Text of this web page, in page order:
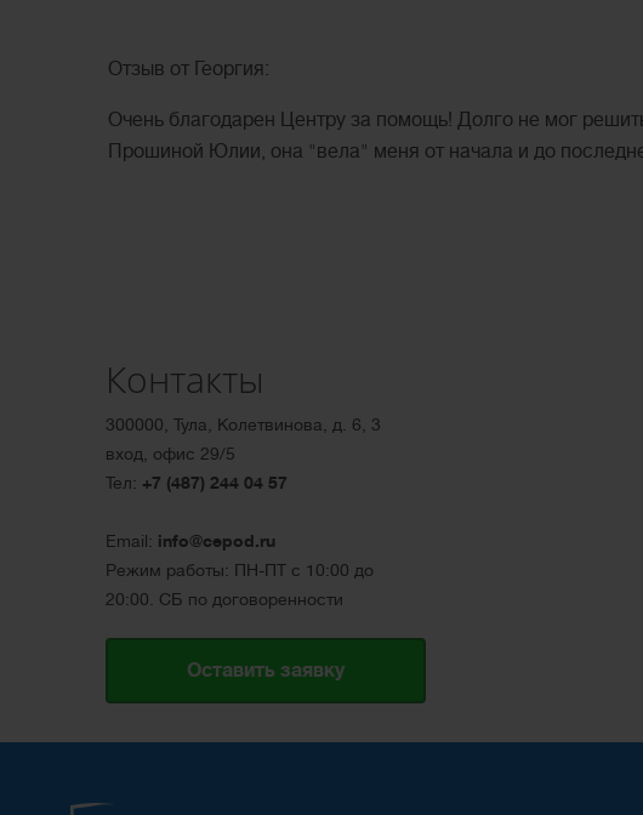
Отзыв от Георгия:
Очень благодарен Центру за помощь! Долго не мог
Прошиной Юлии, она "вела" меня от начала и до
Контакты
300000, Тула, Колетвинова, д. 6, 3
вход, офис 29/5
Тел: +7 (487) 244 04 57
Email: info@cepod.ru
Режим работы: ПН-ПТ с 10:00 до
20:00. СБ по договоренности
Оставить заявку